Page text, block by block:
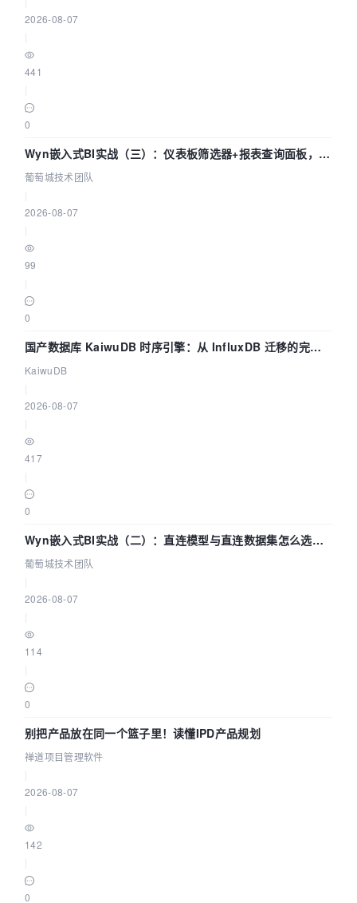
2026-08-07
441
0
Wyn嵌入式BI实战（三）：仪表板筛选器+报表查询面板，参
数联动全闭环
葡萄城技术团队
2026-08-07
99
0
国产数据库 KaiwuDB 时序引擎：从 InfluxDB 迁移的完整
技术路径
KaiwuDB
2026-08-07
417
0
Wyn嵌入式BI实战（二）：直连模型与直连数据集怎么选，
参数为什么不生效？| 葡萄城技术团队
葡萄城技术团队
2026-08-07
114
0
别把产品放在同一个篮子里！读懂IPD产品规划
禅道项目管理软件
2026-08-07
142
0